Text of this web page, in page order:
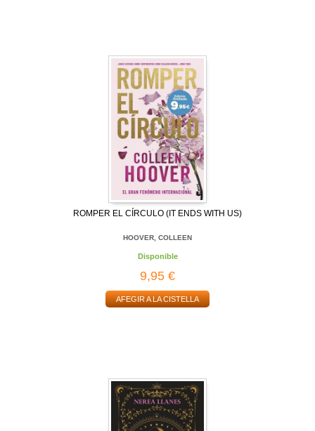
ROMPER EL CÍRCULO (IT ENDS WITH US)
HOOVER, COLLEEN
Disponible
9,95 €
AFEGIR A LA CISTELLA